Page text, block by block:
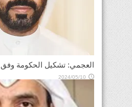
العجمي: تشكيل الحكومة
2024/05/10